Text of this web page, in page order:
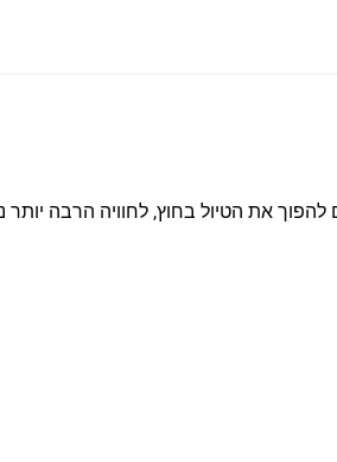
את הטיול בחוץ, לחוויה הרבה יותר